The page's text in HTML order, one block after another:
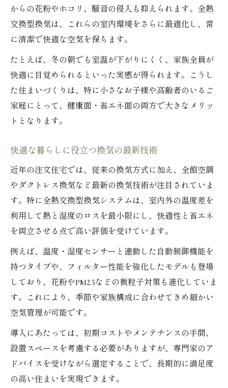
からの花粉やホコリ、騒音の侵入も抑えられます。全熱
交換型換気は、これらの室内環境をさらに最適化し、常
に清潔で快適な空気を保ちます。
たとえば、冬の朝でも室温が下がりにくく、家族全員が
快適に目覚められるといった実感が得られます。こうし
た住まいづくりは、特に小さなお子様や高齢者のいるご
家庭にとって、健康面・省エネ面の両方で大きなメリッ
トとなります。
快適な暮らしに役立つ換気の最新技術
近年の注文住宅では、従来の換気方式に加え、全館空調
やダクトレス換気など最新の換気技術が注目されていま
す。特に全熱交換型換気システムは、室内外の温度差を
利用して熱と湿度のロスを最小限にし、快適性と省エネ
を両立させる点で高い評価を受けています。
例えば、温度・湿度センサーと連動した自動制御機能を
持つタイプや、フィルター性能を強化したモデルも登場
しており、花粉やPM2.5などの微粒子対策も進化していま
す。これにより、季節や家族構成に合わせてきめ細かい
空気管理が可能です。
導入にあたっては、初期コストやメンテナンスの手間、
設置スペースを考慮する必要がありますが、専門家のア
ドバイスを受けながら選定することで、長期的に満足度
の高い住まいを実現できます。